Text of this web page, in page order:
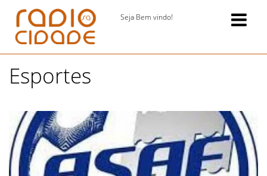
Seja Bem vindo!
Esportes